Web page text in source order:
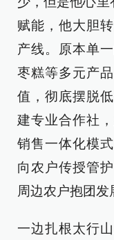
赋能，他大胆
产线。原本单
枣糕等多元产
值，彻底摆脱
建专业合作社
销售一体化模
向农户传授管
周边农户抱团发
一边扎根太行